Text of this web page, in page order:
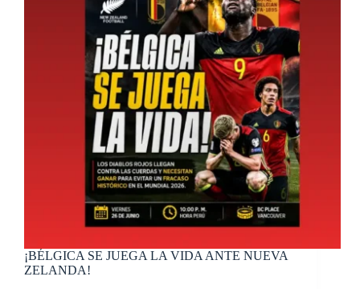
¡BÉLGICA SE JUEGA LA VIDA ANTE NUEVA
ZELANDA!